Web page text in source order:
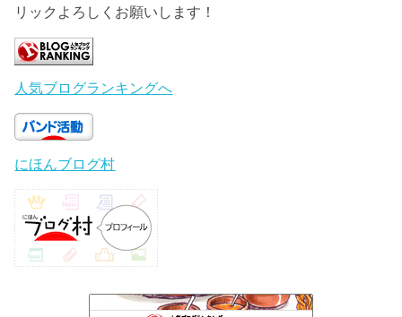
リックよろしくお願いします！
人気ブログランキングへ
にほんブログ村